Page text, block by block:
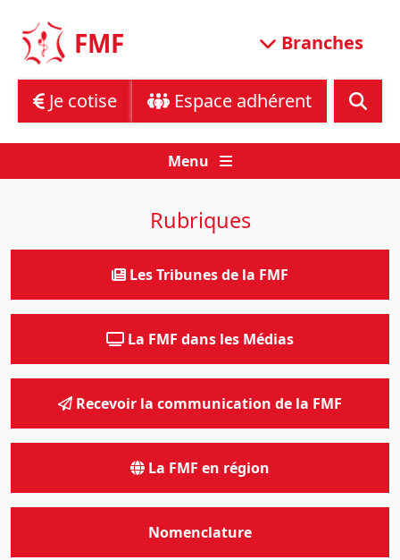
content
FMF Branches
Je cotise Espace adhérent
Menu
Rubriques
Les Tribunes de la FMF
La FMF dans les Médias
Recevoir la communication de la FMF
La FMF en région
Nomenclature